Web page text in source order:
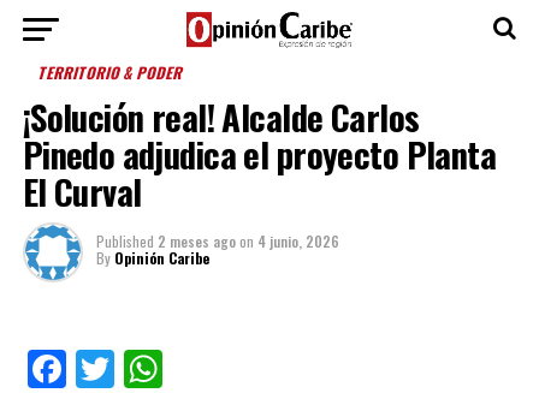
TERRITORIO & PODER
¡Solución real! Alcalde Carlos
Pinedo adjudica el proyecto Planta
El Curval
Published 2 meses agoon 4 junio, 2026
By Opinión Caribe
Facebook
TwitterWhatsApp